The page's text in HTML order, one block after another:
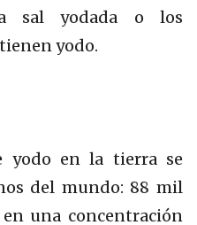
sal yodada o los
yodo.
yodo en la tierra se
del mundo: 88 mil
una concentración